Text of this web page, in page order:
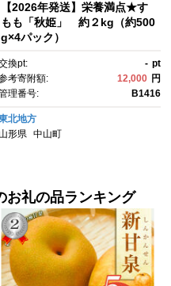
【2026年発送】栄養満点★す
もも「秋姫」 約２kg（約500
g×4パック）
換pt: - pt
考寄附額:
12,000 円
理番号:
B1416
北地方
山形県 中山町
お礼の品ランキング